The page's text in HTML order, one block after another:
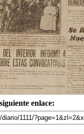
enlace: